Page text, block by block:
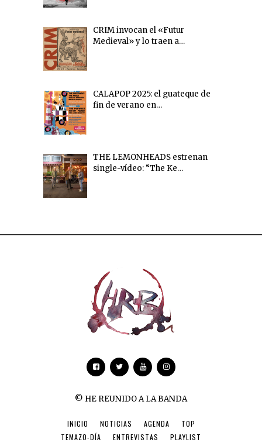
CRIM invocan el «Futur
Medieval» y lo traen a…
CALAPOP 2025: el guateque de
fin de verano en…
THE LEMONHEADS estrenan
single-vídeo: “The Ke…
© HE REUNIDO A LA BANDA
INICIO NOTICIAS AGENDA
TOP
TEMAZO-DÍA
ENTREVISTAS
PLAYLIST